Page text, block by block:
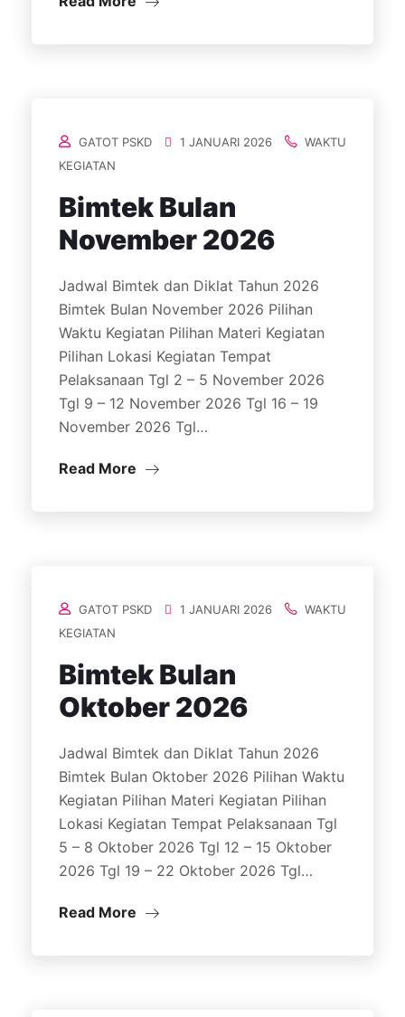
GATOT PSKD 1 JANUARI 2026
WAKTU
KEGIATAN
Bimtek Bulan
November 2026
Jadwal Bimtek dan Diklat Tahun 2026
Bimtek Bulan November 2026 Pilihan
Waktu Kegiatan Pilihan Materi Kegiatan
Pilihan Lokasi Kegiatan Tempat
Pelaksanaan Tgl 2 – 5 November 2026
Tgl 9 – 12 November 2026 Tgl 16 – 19
November 2026 Tgl…
Read More
GATOT PSKD 1 JANUARI 2026
WAKTU
KEGIATAN
Bimtek Bulan
Oktober 2026
Jadwal Bimtek dan Diklat Tahun 2026
Bimtek Bulan Oktober 2026 Pilihan Waktu
Kegiatan Pilihan Materi Kegiatan Pilihan
Lokasi Kegiatan Tempat Pelaksanaan Tgl
5 – 8 Oktober 2026 Tgl 12 – 15 Oktober
2026 Tgl 19 – 22 Oktober 2026 Tgl…
Read More